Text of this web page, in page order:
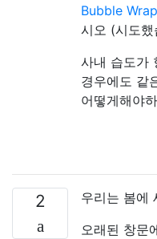
Bubble Wrap
시오 (시도했
사내 습도가
경우에도 같
어떻게해야
2
우리는 봄에
오래된 창문